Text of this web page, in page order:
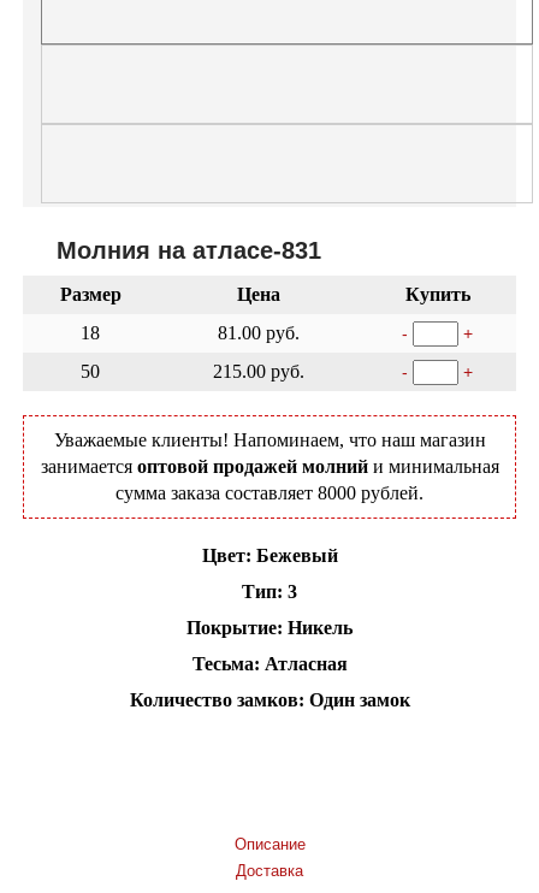
Молния на атласе-831
Размер Цена
Купить
18
81.00 руб. - +
50 215.00 руб. - +
Уважаемые клиенты! Напоминаем, что наш магазин
занимается оптовой продажей молнийи минимальная
сумма заказа составляет 8000 рублей.
Цвет: Бежевый
Тип: 3
Покрытие: Никель
Тесьма: Атласная
Количество замков: Один замок
Описание
Доставка